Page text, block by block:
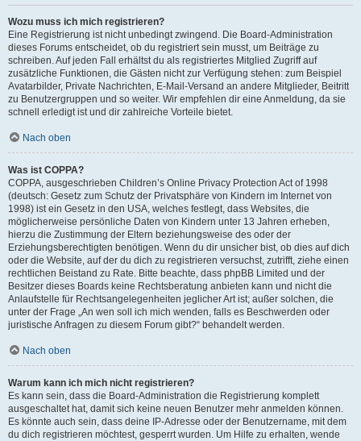
Wozu muss ich mich registrieren?
Eine Registrierung ist nicht unbedingt zwingend. Die Board-Administration
dieses Forums entscheidet, ob du registriert sein musst, um Beiträge zu
schreiben. Auf jeden Fall erhältst du als registriertes Mitglied Zugriff auf
zusätzliche Funktionen, die Gästen nicht zur Verfügung stehen: zum Beispiel
Avatarbilder, Private Nachrichten, E-Mail-Versand an andere Mitglieder, Beitritt
zu Benutzergruppen und so weiter. Wir empfehlen dir eine Anmeldung, da sie
schnell erledigt ist und dir zahlreiche Vorteile bietet.
Nach oben
Was ist COPPA?
COPPA, ausgeschrieben Children’s Online Privacy Protection Act of 1998
(deutsch: Gesetz zum Schutz der Privatsphäre von Kindern im Internet von
1998) ist ein Gesetz in den USA, welches festlegt, dass Websites, die
möglicherweise persönliche Daten von Kindern unter 13 Jahren erheben,
hierzu die Zustimmung der Eltern beziehungsweise des oder der
Erziehungsberechtigten benötigen. Wenn du dir unsicher bist, ob dies auf dich
oder die Website, auf der du dich zu registrieren versuchst, zutrifft, ziehe einen
rechtlichen Beistand zu Rate. Bitte beachte, dass phpBB Limited und der
Besitzer dieses Boards keine Rechtsberatung anbieten kann und nicht die
Anlaufstelle für Rechtsangelegenheiten jeglicher Art ist; außer solchen, die
unter der Frage „An wen soll ich mich wenden, falls es Beschwerden oder
juristische Anfragen zu diesem Forum gibt?“ behandelt werden.
Nach oben
Warum kann ich mich nicht registrieren?
Es kann sein, dass die Board-Administration die Registrierung komplett
ausgeschaltet hat, damit sich keine neuen Benutzer mehr anmelden können.
Es könnte auch sein, dass deine IP-Adresse oder der Benutzername, mit dem
du dich registrieren möchtest, gesperrt wurden. Um Hilfe zu erhalten, wende